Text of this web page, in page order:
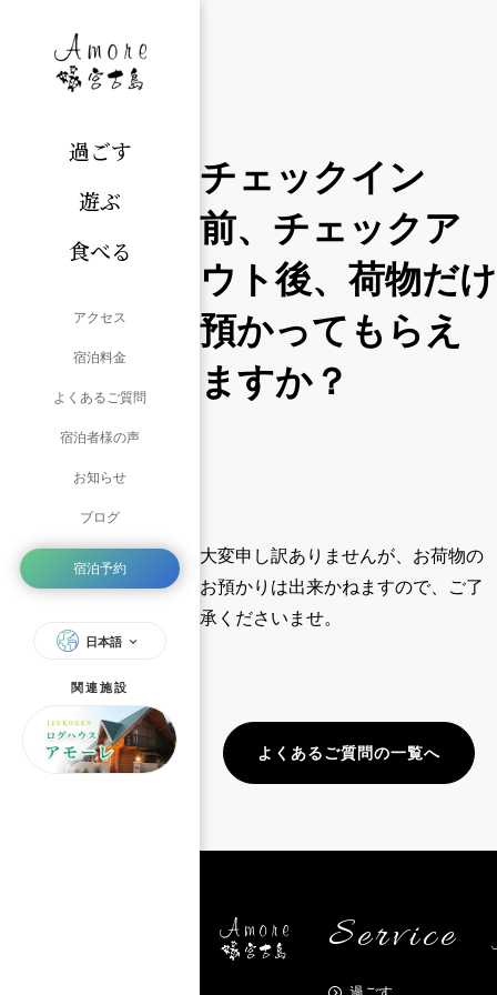
過ごす
遊ぶ
食べる
アクセス
宿泊料金
よくあるご質問
宿泊者様の声
お知らせ
ブログ
宿泊予約
日本語
関連施設
チェックイン
前、チェックア
ウト後、荷物だけ
預かってもらえ
ますか？
大変申し訳ありませんが、お荷物の
お預かりは出来かねますので、ご了
承くださいませ。
よくあるご質問の一覧へ
Service